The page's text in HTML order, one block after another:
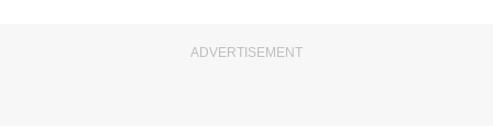
ADVERTISEMENT